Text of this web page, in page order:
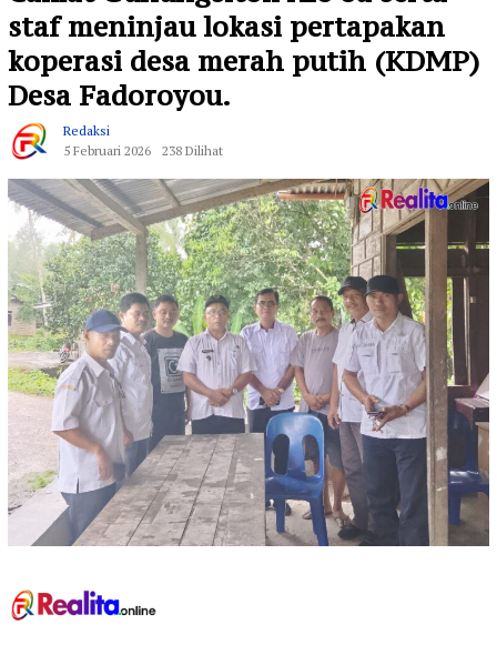
staf meninjau lokasi pertapakan
koperasi desa merah putih (KDMP)
Desa Fadoroyou.
Redaksi
5 Februari 2026
238 Dilihat